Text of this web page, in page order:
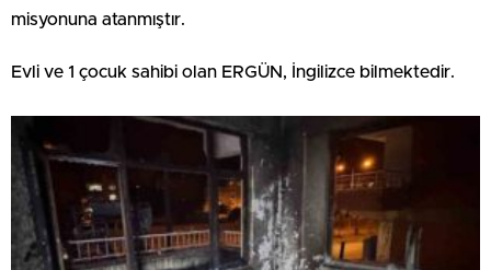
misyonuna atanmıştır.
Evli ve 1 çocuk sahibi olan ERGÜN, İngilizce bilmektedir.